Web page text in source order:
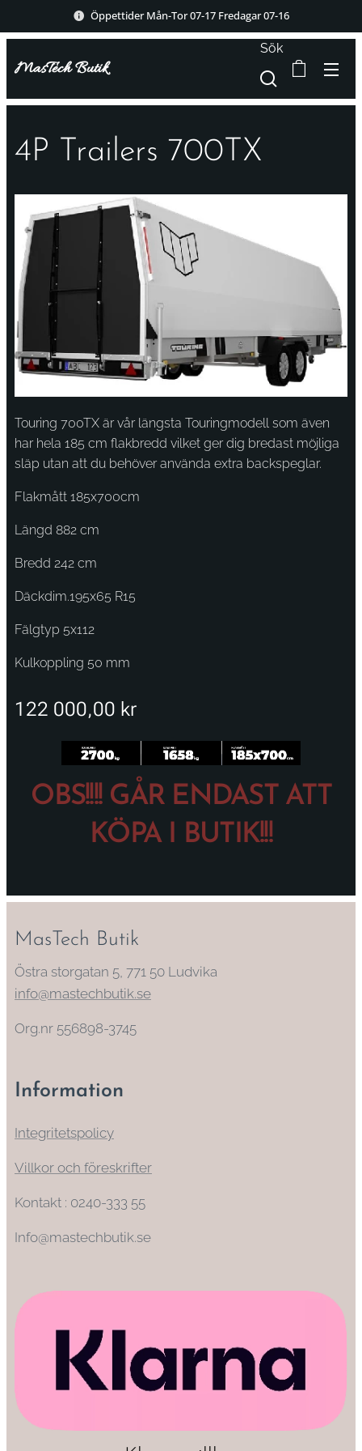
Öppettider Mån-Tor 07-17 Fredagar 07-16
MasTech Butik
Sök
4P Trailers 700TX
Touring 700TX är vår längsta Touringmodell som även
har hela 185 cm flakbredd vilket ger dig bredast möjliga
släp utan att du behöver använda extra backspeglar.
Flakmått 185x700cm
Längd 882 cm
Bredd 242 cm
Däckdim.195x65 R15
Fälgtyp 5x112
Kulkoppling 50 mm
122 000,00 kr
OBS!!!! GÅR ENDAST ATT
KÖPA I BUTIK!!!
MasTech Butik
Östra storgatan 5, 771 50 Ludvika
info@mastechbutik.se
Org.nr 556898-3745
Information
Integritetspolicy
Villkor och föreskrifter
Kontakt : 0240-333 55
Info@mastechbutik.se